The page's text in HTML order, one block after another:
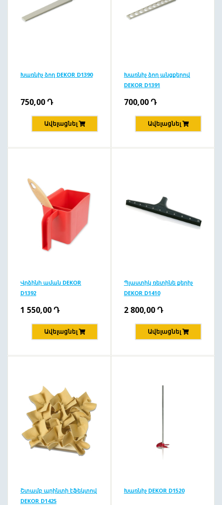
Խառնիչ ձող DEKOR D1390
750,00Դ
Ավելացնել
Խառնիչ ձող անցքերով
DEKOR D1391
700,00Դ
Ավելացնել
Վրձինի աման DEKOR
D1392
1 550,00Դ
Ավելացնել
Պլաստիկ ռետինե քերիչ
DEKOR D1410
2 800,00Դ
Ավելացնել
Շտամբ պրինտի էֆեկտով
DEKOR D1425
Խառնիչ DEKOR D1520